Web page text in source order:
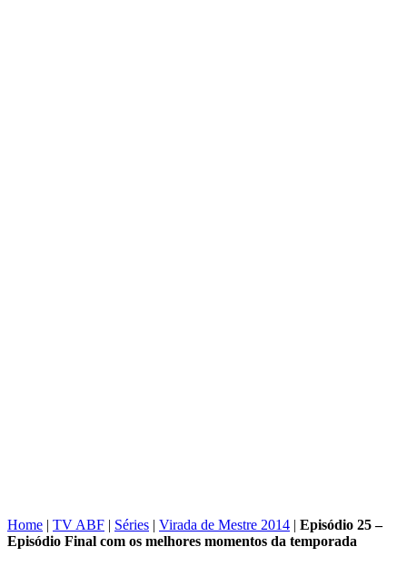
Home | TV ABF | Séries | Virada de Mestre 2014 | Episódio 25 –
Episódio Final com os melhores momentos da temporada